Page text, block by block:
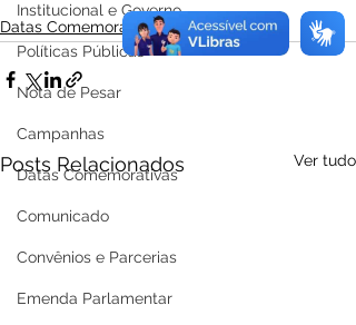
Institucional e Governo
Políticas Públicas
Nota de Pesar
Campanhas
Datas Comemorativas
Comunicado
Convênios e Parcerias
Emenda Parlamentar
Datas Comemorativas
Posts Relacionados Ver tudo